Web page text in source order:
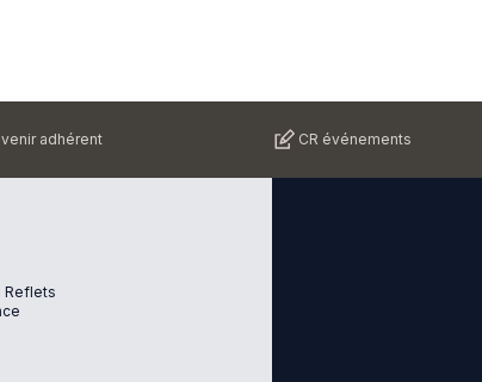
adhérent CR événements
Reflets